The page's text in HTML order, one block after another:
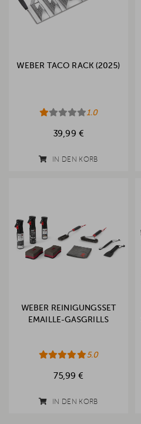
WEBER TACO RACK (2025)
1.0
39,99 €
IN DEN KORB
WEBER REINIGUNGSSET
EMAILLE-GASGRILLS
5.0
75,99 €
IN DEN KORB